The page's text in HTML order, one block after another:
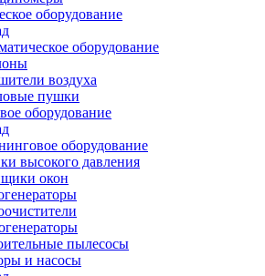
оборудование
оборудование
воздуха
пушки
оборудование
оборудование
высокого давления
окон
пылесосы
и насосы